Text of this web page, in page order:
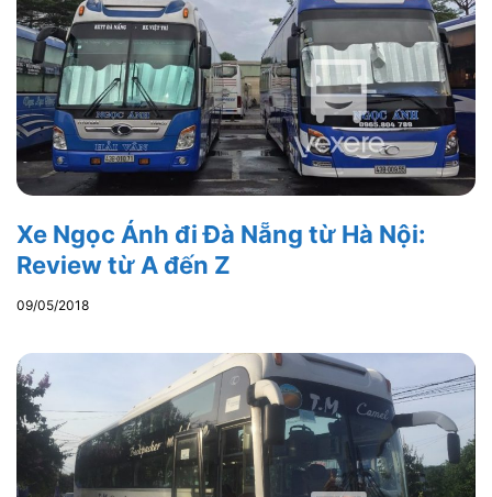
Xe Ngọc Ánh đi Đà Nẵng từ Hà Nội:
Review từ A đến Z
09/05/2018